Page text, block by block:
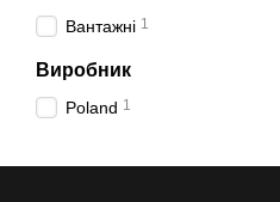
Вантажні 1
Виробник
Poland 1